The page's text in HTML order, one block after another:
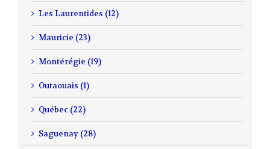
Les Laurentides (12)
Mauricie (23)
Montérégie (19)
Outaouais (1)
Québec (22)
Saguenay (28)